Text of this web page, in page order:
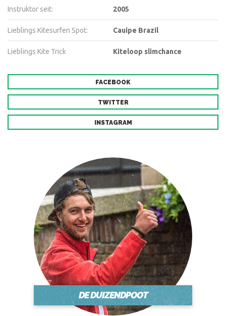
Instruktor seit: 2005
Lieblings Kitesurfen Spot: Cauipe Brazil
Lieblings Kite Trick Kiteloop slimchance
FACEBOOK
TWITTER
INSTAGRAM
DE DUIZENDPOOT